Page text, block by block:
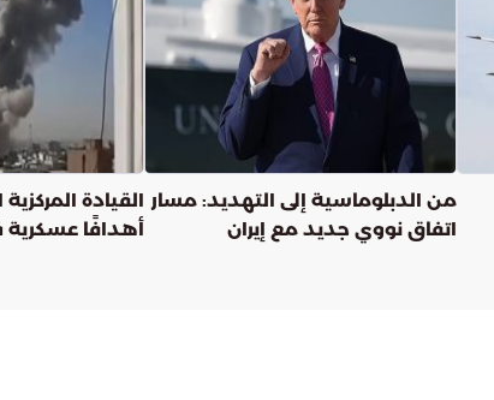
من الدبلوماسية إلى التهديد: مسار
اتفاق نووي جديد مع إيران
القيادة
أهدافًا عسكرية